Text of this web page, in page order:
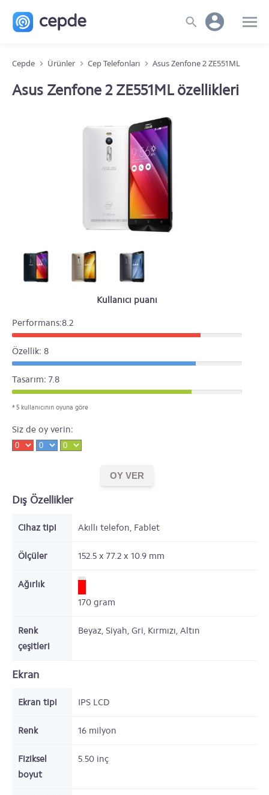
Cepde Ürünler Cep Telefonları Asus Zenfone 2 ZE551ML
Asus Zenfone 2 ZE551ML özellikleri
Kullanıcı puanı
Performans:8.2
Özellik: 8
Tasarım: 7.8
* 5 kullanıcının oyuna göre
Siz de oy verin:
Dış Özellikler
Cihaz tipi Akıllı telefon, Fablet
Ölçüler 152.5 x 77.2 x 10.9 mm
Ağırlık
170 gram
Renk
çeşitleri
Beyaz, Siyah, Gri, Kırmızı, Altın
Ekran
Ekran tipi IPS LCD
Renk 16 milyon
Fiziksel
boyut
5.50 inç